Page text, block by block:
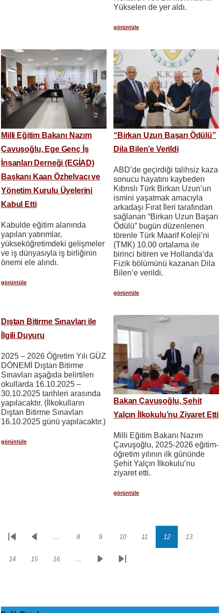
Yükselen de yer aldı.
görüntüle
Milli Eğitim Bakanı Nazım
Çavuşoğlu, Ege Genç İş
İnsanları Derneği (EGİAD)
Başkanı Kaan Özhelvacı ve
Yönetim Kurulu Üyelerini
Kabul Etti
Kabulde eğitim alanında
yapılan yatırımlar,
yükseköğretimdeki gelişmeler
ve iş dünyasıyla iş birliğinin
önemi ele alındı.
görüntüle
“Birkan Uzun Başarı Ödülü”
Dila Bilen’e Verildi
ABD’de geçirdiği talihsiz kaza
sonucu hayatını kaybeden
Kıbrıslı Türk Birkan Uzun’un
ismini yaşatmak amacıyla
arkadaşı Fırat İleri tarafından
sağlanan “Birkan Uzun Başarı
Ödülü” bugün düzenlenen
törenle Türk Maarif Koleji’ni
(TMK) 10.00 ortalama ile
birinci bitiren ve Hollanda’da
Fizik bölümünü kazanan Dila
Bilen’e verildi.
görüntüle
Dıştan Bitirme Sınavları ile
İlgili Duyuru
2025 – 2026 Öğretim Yılı GÜZ
DÖNEMİ Dıştan Bitirme
Sınavları aşağıda belirtilen
okullarda 16.10.2025 –
30.10.2025 tarihleri arasında
yapılacaktır. (İlkokulların
Dıştan Bitirme Sınavları
16.10.2025 günü yapılacaktır.)
görüntüle
Bakan Çavuşoğlu, Şehit
Yalçın İlkokulu’nu Ziyaret Etti
Milli Eğitim Bakanı Nazım
Çavuşoğlu, 2025-2026 eğitim-
öğretim yılının ilk gününde
Şehit Yalçın İlkokulu’nu
ziyaret etti.
görüntüle
Sayfalama
İlk
Önceki… Sayfa
8 Sayfa
9 Sayfa
10 Sayfa
11 Sayfa
12 Sayfa
13
Sayfa
14 Sayfa
15 Sayfa
16 …
SonrakiSon